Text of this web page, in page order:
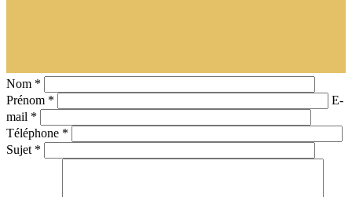
Nom *
Prénom *
E-
mail *
Téléphone *
Sujet *